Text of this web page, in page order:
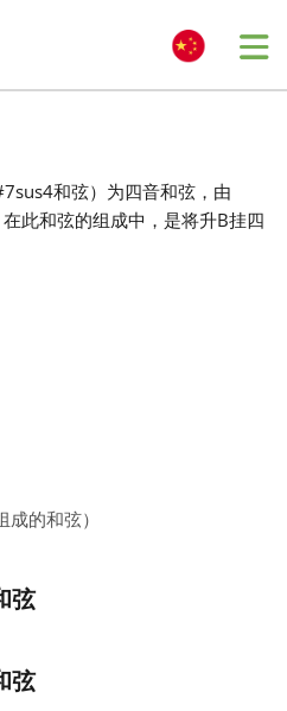
和弦）为四音和弦，由
此和弦的组成中，是将升B挂四
的和弦）
弦
弦